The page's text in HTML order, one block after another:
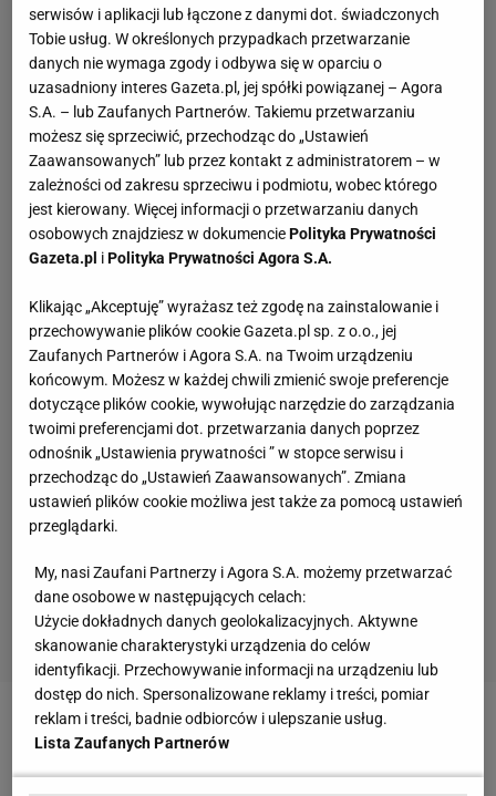
Zobacz wideo
serwisów i aplikacji lub łączone z danymi dot. świadczonych
Tobie usług. W określonych przypadkach przetwarzanie
danych nie wymaga zgody i odbywa się w oparciu o
uzasadniony interes Gazeta.pl, jej spółki powiązanej – Agora
S.A. – lub Zaufanych Partnerów. Takiemu przetwarzaniu
możesz się sprzeciwić, przechodząc do „Ustawień
Zaawansowanych” lub przez kontakt z administratorem – w
zależności od zakresu sprzeciwu i podmiotu, wobec którego
jest kierowany. Więcej informacji o przetwarzaniu danych
osobowych znajdziesz w dokumenciePolityka Prywatności
Gazeta.pl iPolityka Prywatności Agora S.A.
Klikając „Akceptuję” wyrażasz też zgodę na zainstalowanie i
przechowywanie plików cookie Gazeta.pl sp. z o.o., jej
Zaufanych Partnerów i Agora S.A. na Twoim urządzeniu
końcowym. Możesz w każdej chwili zmienić swoje preferencje
dotyczące plików cookie, wywołując narzędzie do zarządzania
twoimi preferencjami dot. przetwarzania danych poprzez
odnośnik „Ustawienia prywatności ” w stopce serwisu i
przechodząc do „Ustawień Zaawansowanych”. Zmiana
ustawień plików cookie możliwa jest także za pomocą ustawień
przeglądarki.
My, nasi Zaufani Partnerzy i Agora S.A. możemy przetwarzać
dane osobowe w następujących celach:
Użycie dokładnych danych geolokalizacyjnych. Aktywne
skanowanie charakterystyki urządzenia do celów
identyfikacji. Przechowywanie informacji na urządzeniu lub
dostęp do nich. Spersonalizowane reklamy i treści, pomiar
reklam i treści, badnie odbiorców i ulepszanie usług.
Lista Zaufanych Partnerów